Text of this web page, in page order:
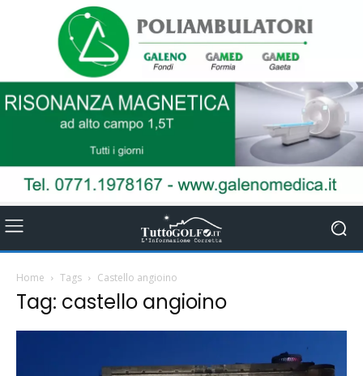
Home Tags Castello angioino
Tag: castello angioino